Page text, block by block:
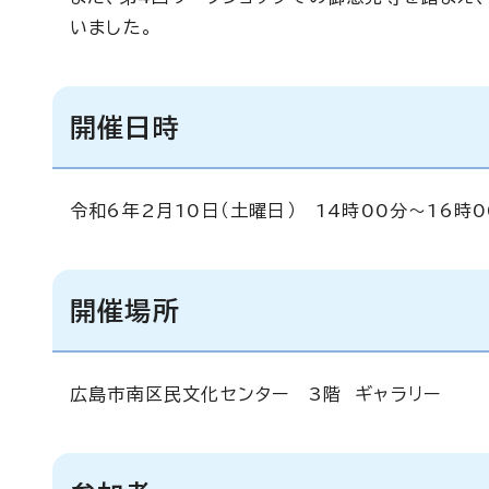
いました。
開催日時
令和6年2月10日（土曜日） 14時00分～16時
開催場所
広島市南区民文化センター 3階 ギャラリー